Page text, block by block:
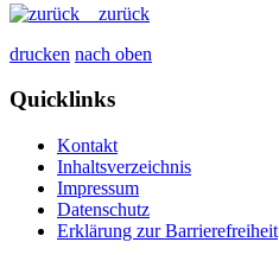
zurück
drucken nach oben
Quicklinks
Kontakt
Inhaltsverzeichnis
Impressum
Datenschutz
Erklärung zur Barrierefreiheit